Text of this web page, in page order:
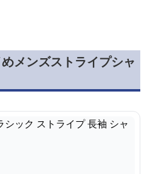
メンズストライプシャ